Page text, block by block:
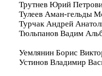
Трутнев Юрий
Тулеев Аман-гельды
Турчак Андрей
Тюльпанов Вадим
Уемлянин Борис
Устинов Владимир